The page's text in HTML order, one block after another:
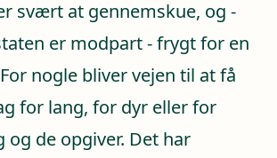
svært at gennemskue, og -
er modpart - frygt for en
nogle bliver vejen til at få
for lang, for dyr eller for
og de opgiver. Det har